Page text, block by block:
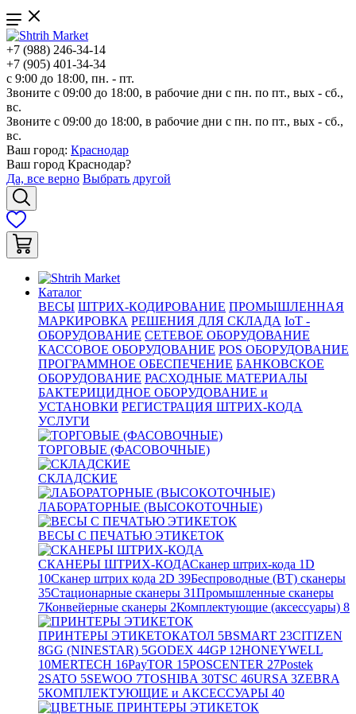
+7 (988) 246-34-14
+7 (905) 401-34-34
с 9:00 до 18:00, пн. - пт.
Звоните с 09:00 до 18:00, в рабочие дни с пн. по пт., вых - сб.,
вс.
Звоните с 09:00 до 18:00, в рабочие дни с пн. по пт., вых - сб.,
вс.
Ваш город: Краснодар
Ваш город Краснодар?
Да, все верно Выбрать другой
Каталог
ВЕСЫ ШТРИХ-КОДИРОВАНИЕ ПРОМЫШЛЕННАЯ
МАРКИРОВКА РЕШЕНИЯ ДЛЯ СКЛАДА IoT -
ОБОРУДОВАНИЕ СЕТЕВОЕ ОБОРУДОВАНИЕ
КАССОВОЕ ОБОРУДОВАНИЕ POS ОБОРУДОВАНИЕ
ПРОГРАММНОЕ ОБЕСПЕЧЕНИЕ БАНКОВСКОЕ
ОБОРУДОВАНИЕ РАСХОДНЫЕ МАТЕРИАЛЫ
БАКТЕРИЦИДНОЕ ОБОРУДОВАНИЕ и
УСТАНОВКИ РЕГИСТРАЦИЯ ШТРИХ-КОДА
УСЛУГИ
ТОРГОВЫЕ (ФАСОВОЧНЫЕ)
СКЛАДСКИЕ
ЛАБОРАТОРНЫЕ (ВЫСОКОТОЧНЫЕ)
ВЕСЫ С ПЕЧАТЬЮ ЭТИКЕТОК
СКАНЕРЫ ШТРИХ-КОДАСканер штрих-кода 1D
10Сканер штрих кода 2D 39Беспроводные (BT) сканеры
35Стационарные сканеры 31Промышленные сканеры
7Конвейерные сканеры 2Комплектующие (аксессуары) 8
ПРИНТЕРЫ ЭТИКЕТОКАТОЛ 5BSMART 23CITIZEN
8GG (NINESTAR) 5GODEX 44GP12HONEYWELL
10MERTECH 16PayTOR 15POSCENTER 27Postek
2SATO 5SEWOO 7TOSHIBA 30TSC 46URSA 3ZEBRA
5КОМПЛЕКТУЮЩИЕ и АКСЕССУАРЫ 40